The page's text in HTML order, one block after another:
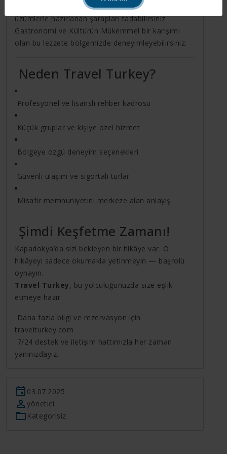
bölgelerinden biridir. Yerel bağlardan elde edilen
üzümlerle hazırlanan şarapları tadabilirsiniz
Gastronomi ve Kültürün Mükemmel bir karışımı
olan bu lezzete bölgemizde deneyimleyebilirsiniz.
Neden Travel Turkey?
Profesyonel ve lisanslı rehber kadrosu
Küçük gruplar ve kişiye özel hizmet
Bölgeye özgü deneyim seçenekleri
Güvenli ulaşım ve sigortalı turlar
Misafir memnuniyetini merkeze alan anlayış
Şimdi Keşfetme Zamanı!
Kapadokya’da sizi bekleyen bir hikâye var. O
hikâyeyi sadece okumakla yetinmeyin — başrolü
oynayın.
Travel Turkey, bu yolculuğunuzda size eşlik
etmeye hazır.
Daha fazla bilgi ve rezervasyon için
travelturkey.com
7/24 destek ve iletişim hattımızla her zaman
yanınızdayız.
03.07.2025
yönetici
Kategorisiz